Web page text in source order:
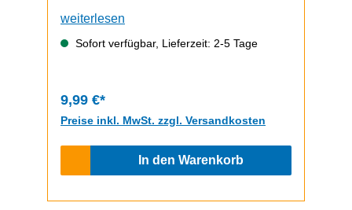
weiterlesen
Sofort verfügbar, Lieferzeit: 2-5 Tage
9,99 €*
Preise inkl. MwSt. zzgl. Versandkosten
In den Warenkorb